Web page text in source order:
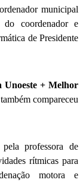
municipal
coordenador e
de Presidente
Unoeste + Melhor
compareceu
professora de
rítmicas para
motora e